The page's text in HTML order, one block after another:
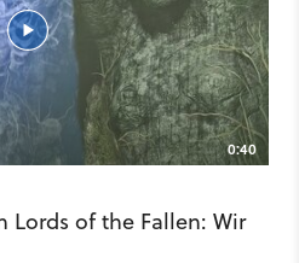
2023 erscheint. In dem
neun Klassen einen Charakter
Kreaturen an,
Fantasy-Welt als
Totenwelt. Dank einer
den Welten hin und her
0:40
Lords of the Fallen: Wir